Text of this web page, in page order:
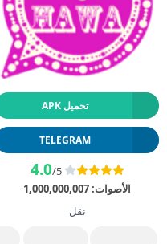
تحميل APK
TELEGRAM
4.0/5
الأصوات:1,000,000,007
نقل